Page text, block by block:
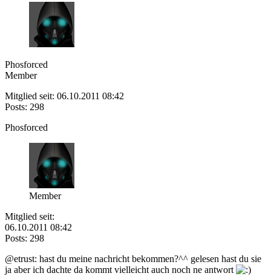
Phosforced
Member
Mitglied seit: 06.10.2011 08:42
Posts: 298
Phosforced
Member
Mitglied seit:
06.10.2011 08:42
Posts: 298
@etrust: hast du meine nachricht bekommen?^^ gelesen hast du sie
ja aber ich dachte da kommt vielleicht auch noch ne antwort